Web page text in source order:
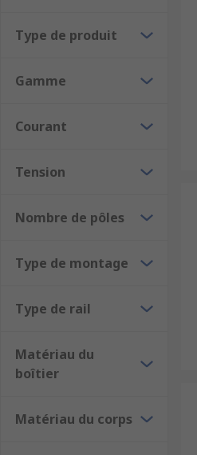
Grandes marques :
Type de produit
Gamme
Courant
Tension
Nombre de pôles
Type de montage
Type de rail
Matériau du
boîtier
Matériau du corps